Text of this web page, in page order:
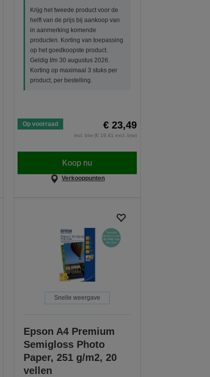
Krijg het tweede product voor de
helft van de prijs bij aankoop van
in aanmerking komende
producten. Korting van toepassing
op het goedkoopste product.
Geldig t/m 30 augustus 2026.
Korting op maximaal 3 stuks per
product, per bestelling.
Op voorraad € 23,49
incl. btw (€ 19,41 excl. btw)
Koop nu
Verkooppunten
Snelle weergave
Epson A4 Premium
Semigloss Photo
Paper, 251 g/m2, 20
vellen